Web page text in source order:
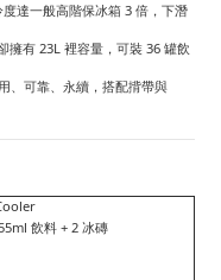
達一般高階保冰箱 3 倍，下潛
擁有 23L 裡容量，可裝 36 罐飲
、可靠、永續，搭配揹帶與
飲料 + 2 冰磚